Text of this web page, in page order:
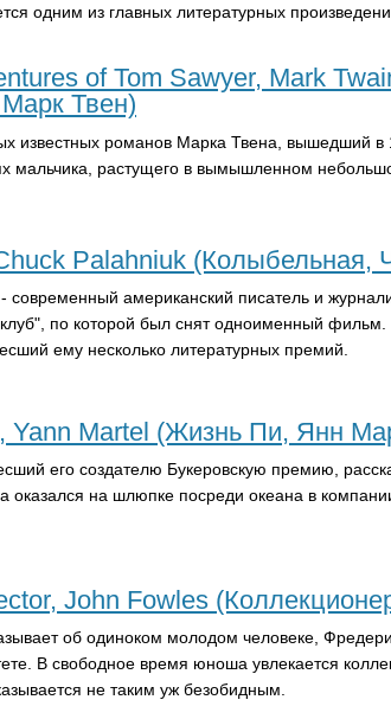
одним из главных литературных
of Tom Sawyer, Mark
Твен)
известных романов Марка Твена, вышедший в
мальчика, растущего в вымышленном
Palahniuk (Колыбельная,
современный американский писатель и
по которой был снят одноименный
ему несколько литературных премий.
Yann Martel (Жизнь Пи, Янн
его создателю Букеровскую премию,
оказался на шлюпке посреди океана в компании
John Fowles
об одиноком молодом человеке,
В свободное время юноша увлекается
не таким уж безобидным.